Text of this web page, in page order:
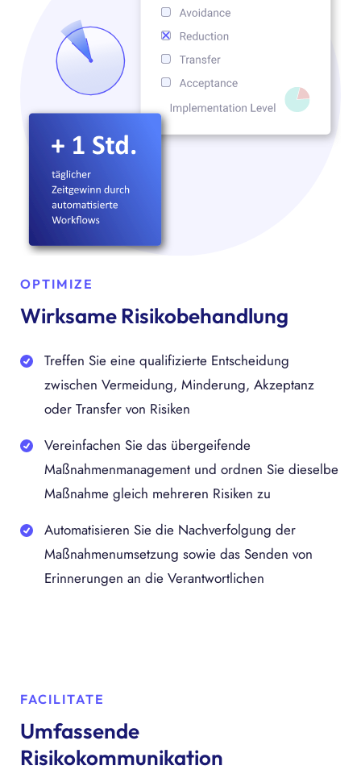
OPTIMIZE
Wirksame Risikobehandlung
Treffen Sie eine qualifizierte Entscheidung
zwischen Vermeidung, Minderung, Akzeptanz
oder Transfer von Risiken
Vereinfachen Sie das übergeifende
Maßnahmenmanagement und ordnen Sie dieselbe
Maßnahme gleich mehreren Risiken zu
Automatisieren Sie die Nachverfolgung der
Maßnahmenumsetzung sowie das Senden von
Erinnerungen an die Verantwortlichen
FACILITATE
Umfassende
Risikokommunikation